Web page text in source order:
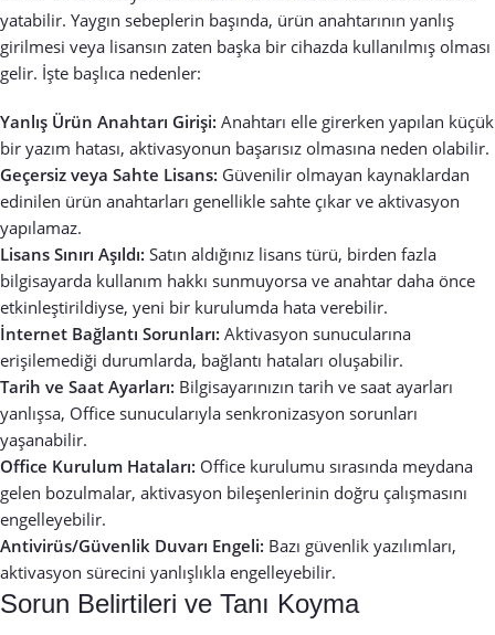
yatabilir. Yaygın sebeplerin başında, ürün anahtarının yanlış
girilmesi veya lisansın zaten başka bir cihazda kullanılmış olması
gelir. İşte başlıca nedenler:
Yanlış Ürün Anahtarı Girişi: Anahtarı elle girerken yapılan küçük
bir yazım hatası, aktivasyonun başarısız olmasına neden olabilir.
Geçersiz veya Sahte Lisans: Güvenilir olmayan kaynaklardan
edinilen ürün anahtarları genellikle sahte çıkar ve aktivasyon
yapılamaz.
Lisans Sınırı Aşıldı: Satın aldığınız lisans türü, birden fazla
bilgisayarda kullanım hakkı sunmuyorsa ve anahtar daha önce
etkinleştirildiyse, yeni bir kurulumda hata verebilir.
İnternet Bağlantı Sorunları: Aktivasyon sunucularına
erişilemediği durumlarda, bağlantı hataları oluşabilir.
Tarih ve Saat Ayarları: Bilgisayarınızın tarih ve saat ayarları
yanlışsa, Office sunucularıyla senkronizasyon sorunları
yaşanabilir.
Office Kurulum Hataları: Office kurulumu sırasında meydana
gelen bozulmalar, aktivasyon bileşenlerinin doğru çalışmasını
engelleyebilir.
Antivirüs/Güvenlik Duvarı Engeli: Bazı güvenlik yazılımları,
aktivasyon sürecini yanlışlıkla engelleyebilir.
Sorun Belirtileri ve Tanı Koyma